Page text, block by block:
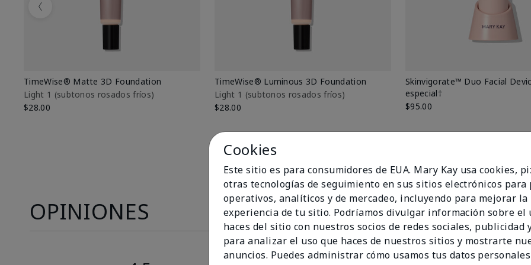
TimeWise® Matte 3D Foundation
Light 1​ (subtonos rosados fríos)
$28.00
TimeWise® Luminous 3D Foundation
Light 1​ (subtonos rosados fríos)
$28.00
Skinvigorate™ Duo Facial
especial†
$95.00
Previous
OPINIONES
Cookies
Este sitio es para consumidores de EUA. Mary Kay usa cookies,
otras tecnologías de seguimiento en sus sitios electrónicos para
operativos, analíticos y de mercadeo, incluyendo para mejorar la
experiencia de tu sitio. Podríamos divulgar información sobre el
haces del sitio con nuestros socios de redes sociales, publicidad
para analizar el uso que haces de nuestros sitios y mostrarte
anuncios. Puedes administrar cómo usamos tus datos